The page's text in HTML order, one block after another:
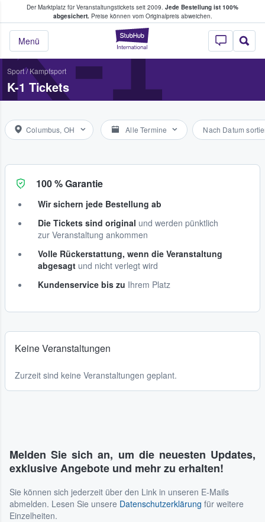
Der Marktplatz für Veranstaltungstickets seit 2009. Jede Bestellung ist 100%
abgesichert.Preise können vom Originalpreis abweichen.
StubHub - Wo
Menü
Tickets kaufen & verkaufen
1
Sport/Kampfsport
K-1 Tickets
Columbus, OH Alle Termine Nach Datum
100 % Garantie
Wir sichern jede Bestellung ab
Die Tickets sind original und werden pünktlich
zur Veranstaltung ankommen
Volle Rückerstattung, wenn die Veranstaltung
abgesagt und nicht verlegt wird
Kundenservice bis zu Ihrem Platz
Keine Veranstaltungen
Zurzeit sind keine Veranstaltungen geplant.
Melden Sie sich an, um die neuesten Updates,
exklusive Angebote und mehr zu erhalten!
Sie können sich jederzeit über den Link in unseren E-Mails
abmelden. Lesen Sie unsere Datenschutzerklärung für weitere
Einzelheiten.